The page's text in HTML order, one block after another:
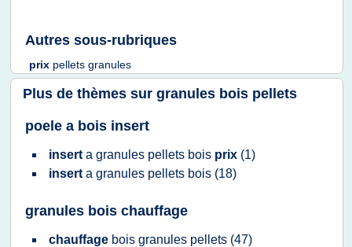
Autres sous-rubriques
prix pellets granules
Plus de thèmes sur granules bois pellets
poele a bois insert
insert a granules pellets bois prix (1)
insert a granules pellets bois (18)
granules bois chauffage
chauffage bois granules pellets (47)